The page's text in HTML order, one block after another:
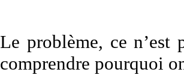
Le problème, ce n’est
comprendre pourquoi